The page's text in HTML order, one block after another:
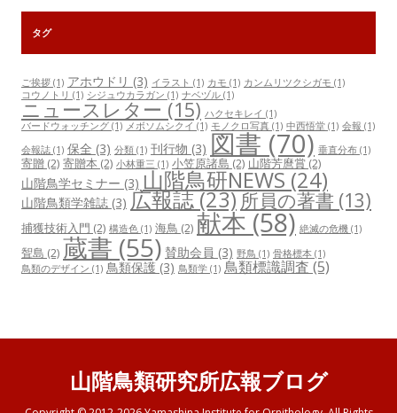
タグ
ご挨拶 (1) アホウドリ (3) イラスト (1) カモ (1) カンムリツクシガモ (1)
コウノトリ (1) シジュウカラガン (1) ナベヅル (1)
ニュースレター (15) ハクセキレイ (1)
バードウォッチング (1) メボソムシクイ (1) モノクロ写真 (1) 中西悟堂 (1) 会報 (1)
会報誌 (1) 保全 (3) 分類 (1) 刊行物 (3) 図書 (70) 垂直分布 (1)
寄贈 (2) 寄贈本 (2) 小林重三 (1) 小笠原諸島 (2) 山階芳麿賞 (2)
山階鳥学セミナー (3) 山階鳥研NEWS (24)
山階鳥類学雑誌 (3) 広報誌(23) 所員の著書 (13)
捕獲技術入門 (2) 構造色 (1) 海鳥 (2) 献本 (58) 絶滅の危機 (1)
聟島 (2) 蔵書 (55) 賛助会員 (3) 野鳥 (1) 骨格標本 (1)
鳥類のデザイン (1) 鳥類保護 (3) 鳥類学 (1) 鳥類標識調査 (5)
山階鳥類研究所広報ブログ